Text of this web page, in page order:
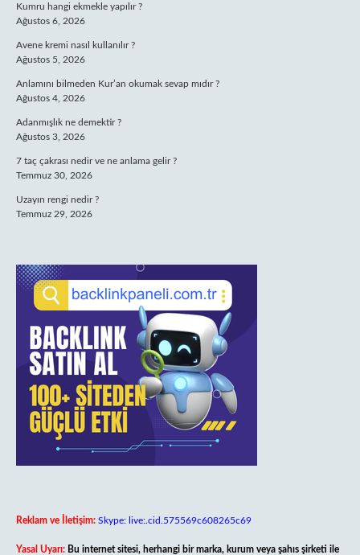
Kumru hangi ekmekle yapılır ?
Ağustos 6, 2026
Avene kremi nasıl kullanılır ?
Ağustos 5, 2026
Anlamını bilmeden Kur’an okumak sevap mıdır ?
Ağustos 4, 2026
Adanmışlık ne demektir ?
Ağustos 3, 2026
7 taç çakrası nedir ve ne anlama gelir ?
Temmuz 30, 2026
Uzayın rengi nedir ?
Temmuz 29, 2026
Reklam ve İletişim: Skype: live:.cid.575569c608265c69
Yasal Uyarı: Bu internet sitesi, herhangi bir marka, kurum veya şahıs şirketi ile